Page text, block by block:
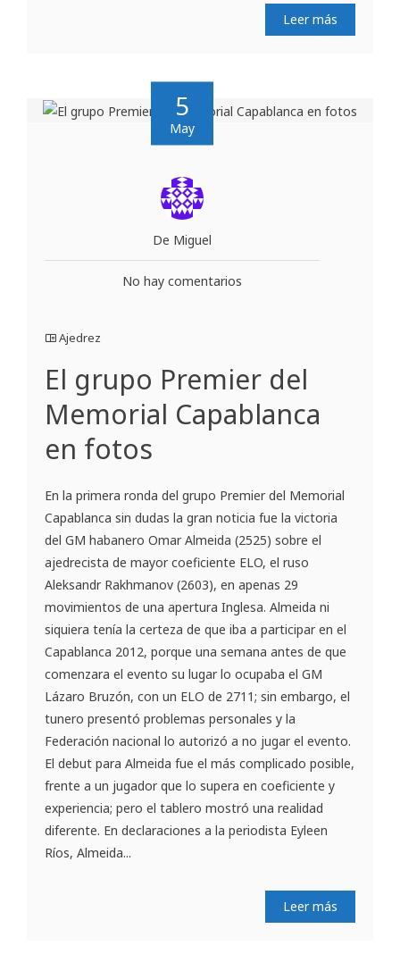
Leer más
5
May
De Miguel
No hay comentarios
Ajedrez
El grupo Premier del
Memorial Capablanca
en fotos
En la primera ronda del grupo Premier del Memorial
Capablanca sin dudas la gran noticia fue la victoria
del GM habanero Omar Almeida (2525) sobre el
ajedrecista de mayor coeficiente ELO, el ruso
Aleksandr Rakhmanov (2603), en apenas 29
movimientos de una apertura Inglesa. Almeida ni
siquiera tenía la certeza de que iba a participar en el
Capablanca 2012, porque una semana antes de que
comenzara el evento su lugar lo ocupaba el GM
Lázaro Bruzón, con un ELO de 2711; sin embargo, el
tunero presentó problemas personales y la
Federación nacional lo autorizó a no jugar el evento.
El debut para Almeida fue el más complicado posible,
frente a un jugador que lo supera en coeficiente y
experiencia; pero el tablero mostró una realidad
diferente. En declaraciones a la periodista Eyleen
Ríos, Almeida...
Leer más